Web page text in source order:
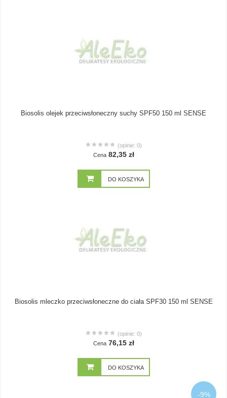
Biosolis olejek przeciwsłoneczny suchy SPF50 150 ml SENSE
(opinie: 0)
Cena 82,35 zł
DO KOSZYKA
Biosolis mleczko przeciwsłoneczne do ciała SPF30 150 ml SENSE
(opinie: 0)
Cena 76,15 zł
DO KOSZYKA
-9%